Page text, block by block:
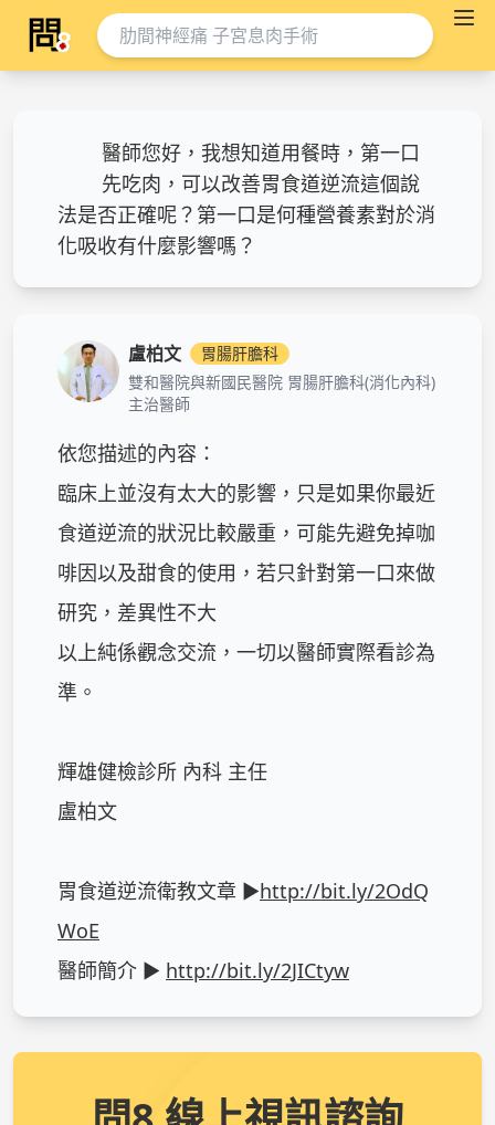
醫師您好，我想知道用餐時，第一口
先吃肉，可以改善胃食道逆流這個說
法是否正確呢？第一口是何種營養素對於消
化吸收有什麼影響嗎？
盧柏文
胃腸肝膽科
雙和醫院與新國民醫院 胃腸肝膽科(消化內科)
主治醫師
依您描述的內容：
臨床上並沒有太大的影響，只是如果你最近
食道逆流的狀況比較嚴重，可能先避免掉咖
啡因以及甜食的使用，若只針對第一口來做
研究，差異性不大
以上純係觀念交流，一切以醫師實際看診為
準。
輝雄健檢診所 內科 主任
盧柏文
胃食道逆流衛教文章 ►http://bit.ly/2OdQ
WoE
醫師簡介 ► http://bit.ly/2JICtyw